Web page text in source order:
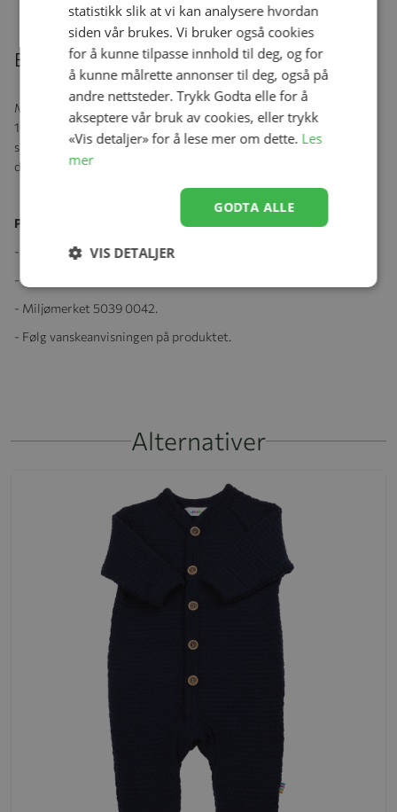
Beskrivelse
Myk og komfortabel heldress i god kvalitet fra Joha, produsert i
100% ull. Dressen har praktiske knapper i front som går fra
skrittet og helt opp til halsen, dette gir en stor åpning som gjør
det enkelt å ta dressen av og på.
Produktspesifikasjoner:
- Ullmerket 1424DE81W.
- EU-Ecolable DK/016/002.
- Miljømerket 5039 0042.
- Følg vanskeanvisningen på produktet.
Alternativer
statistikk slik at vi kan analysere hvordan
siden vår brukes. Vi bruker også cookies
for å kunne tilpasse innhold til deg, og for
å kunne målrette annonser til deg, også på
andre nettsteder. Trykk Godta elle for å
akseptere vår bruk av cookies, eller trykk
«Vis detaljer» for å lese mer om dette. Les
mer
GODTA ALLE
VIS DETALJER